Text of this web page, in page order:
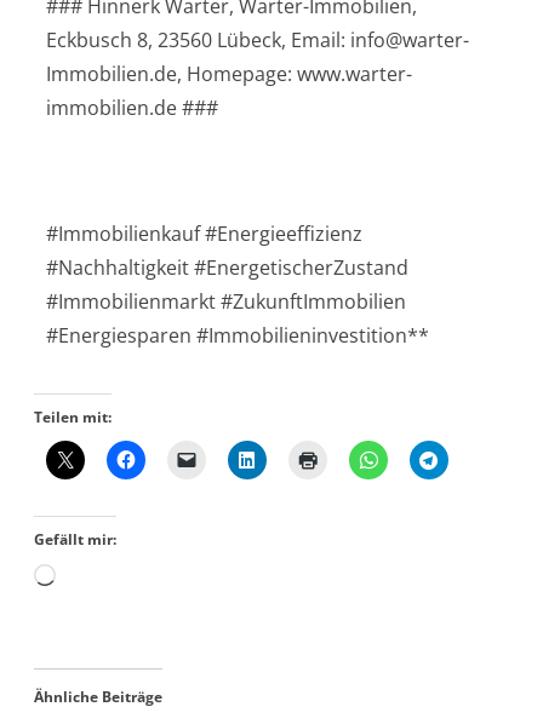
### Hinnerk Warter, Warter-Immobilien,
Eckbusch 8, 23560 Lübeck, Email: info@warter-
Immobilien.de, Homepage: www.warter-
immobilien.de ###
#Immobilienkauf #Energieeffizienz
#Nachhaltigkeit #EnergetischerZustand
#Immobilienmarkt #ZukunftImmobilien
#Energiesparen #Immobilieninvestition**
Teilen mit:
Gefällt mir:
Ähnliche Beiträge